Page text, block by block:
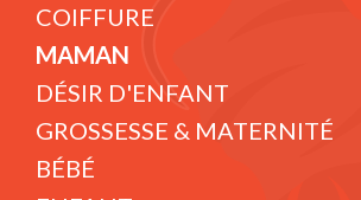
COIFFURE
MAMAN
DÉSIR D'ENFANT
GROSSESSE & MATERNITÉ
BÉBÉ